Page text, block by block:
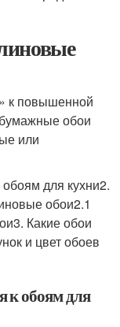
к повышенной
обои
или
для кухни2.
обои2.1
Какие обои
и цвет обоев
к обоям для